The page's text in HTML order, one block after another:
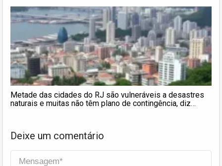
Metade das cidades do RJ são vulneráveis a desastres
naturais e muitas não têm plano de contingência, diz
Deixe um comentário